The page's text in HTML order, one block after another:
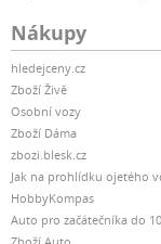
Nákupy
hledejceny.cz
Zboží Živě
Osobní vozy
Zboží Dáma
zbozi.blesk.cz
Jak na prohlídku ojetého
HobbyKompas
Auto pro začátečníka do